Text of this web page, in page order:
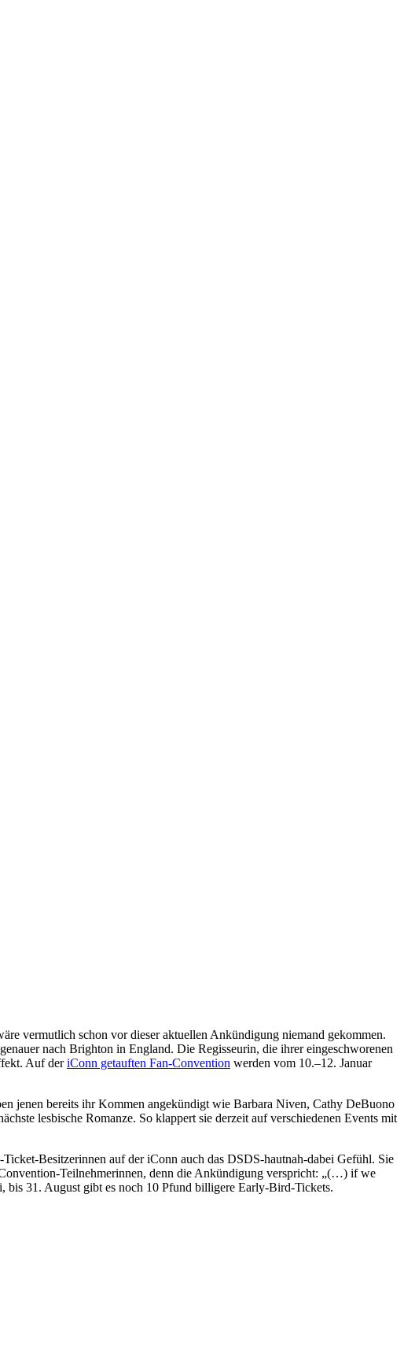
vermutlich schon vor dieser aktuellen Ankündigung niemand gekommen.
nach Brighton in England. Die Regisseurin, die ihrer eingeschworenen
Auf deriConn getauften Fan-Convention werden vom 10.–12. Januar
jenen bereits ihr Kommen angekündigt wie Barbara Niven, Cathy DeBuono
lesbische Romanze. So klappert sie derzeit auf verschiedenen Events mit
Besitzerinnen auf der iConn auch das DSDS-hautnah-dabei Gefühl. Sie
Teilnehmerinnen, denn die Ankündigung verspricht: „(…) if we
bis 31. August gibt es noch 10 Pfund billigere Early-Bird-Tickets.